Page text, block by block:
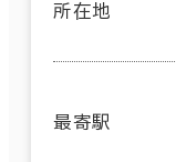
所在地
最寄駅